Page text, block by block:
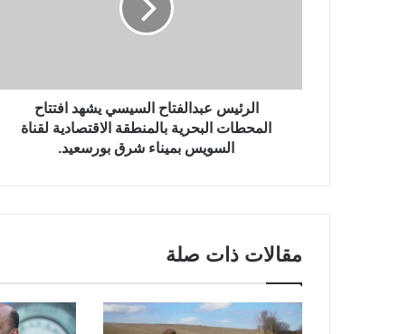
الرئيس عبدالفتاح السيسي يشهد افتتاح
المحطات البحرية بالمنطقة الاقتصادية لقناة
السويس بميناء شرق بورسعيد.
مقالات ذات صلة